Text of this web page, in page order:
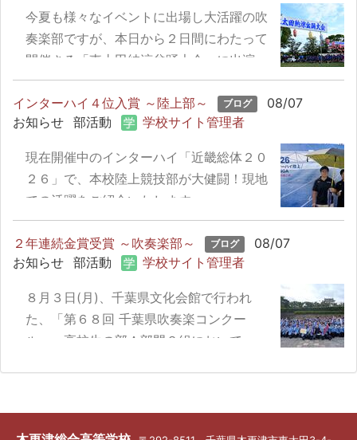
今夏も様々なイベントに出場し大活躍の吹
奏楽部ですが、本日から２日間にわたって
開催さる「東太田納涼盆踊大会」に出演。
厳選されたレパートリーは、公園に集まる
町内の方々を見事に魅了しました。
インターハイ４位入賞 ～陸上部～ ブログ
08/07
お知らせ 部活動 学校サイト管理者
現在開催中のインターハイ「近畿総体２０
２６」で、本校陸上競技部が大健闘！現地
での活躍をご紹介いたします。
２年連続金賞受賞 ～吹奏楽部～ ブログ
08/07
お知らせ 部活動 学校サイト管理者
８月３日(月)、千葉県文化会館で行われ
た、「第６８回 千葉県吹奏楽コンクー
ル」、高校生の部Ａ部門２組において、本